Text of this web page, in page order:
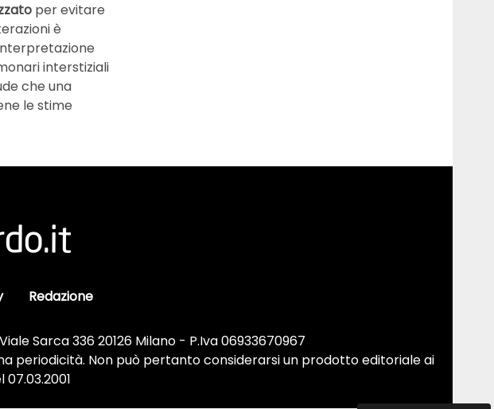
per evitare
è
interstiziali
che una
le stime
Redazione
Sarca 336 20126 Milano - P.Iva 06933670967
periodicità. Non può pertanto considerarsi un prodotto editoriale ai